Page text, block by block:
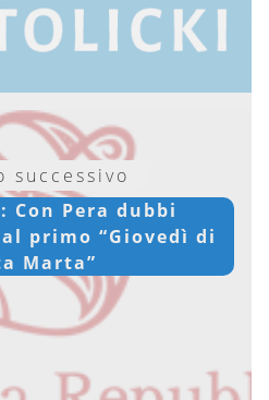
successivo
Con Pera dubbi
primo “Giovedì di
Marta”